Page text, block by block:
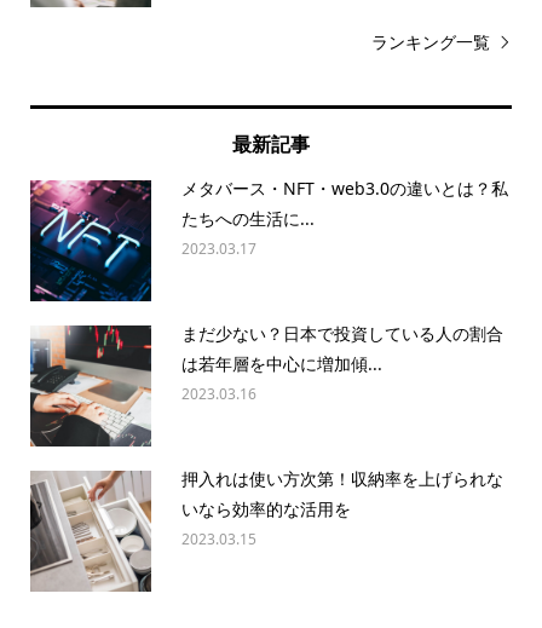
ランキング一覧
最新記事
メタバース・NFT・web3.0の違いとは？私
たちへの生活に...
2023.03.17
まだ少ない？日本で投資している人の割合
は若年層を中心に増加傾...
2023.03.16
押入れは使い方次第！収納率を上げられな
いなら効率的な活用を
2023.03.15